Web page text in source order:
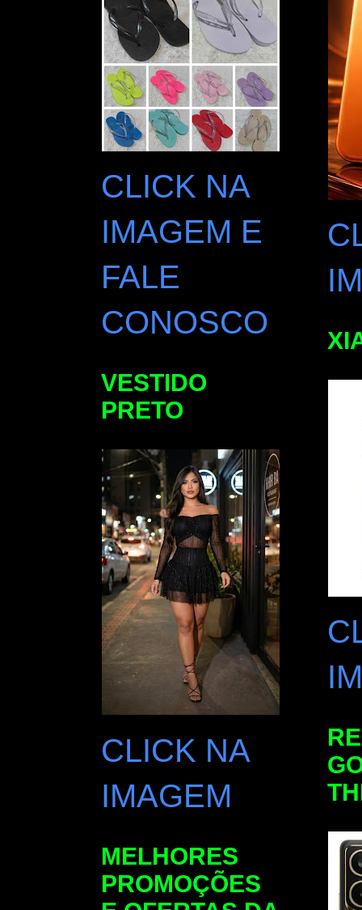
CLICK NA
IMAGEM E
FALE
CONOSCO
VESTIDO
PRETO
CLICK NA
IMAGEM
MELHORES
PROMOÇÕES